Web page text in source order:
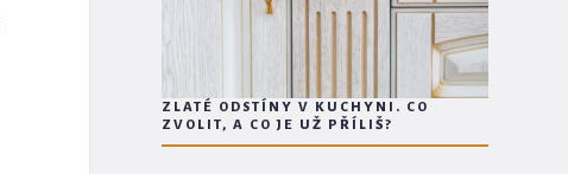
ZLATÉ ODSTÍNY V KUCHYNI. CO
ZVOLIT, A CO JE UŽ PŘÍLIŠ?